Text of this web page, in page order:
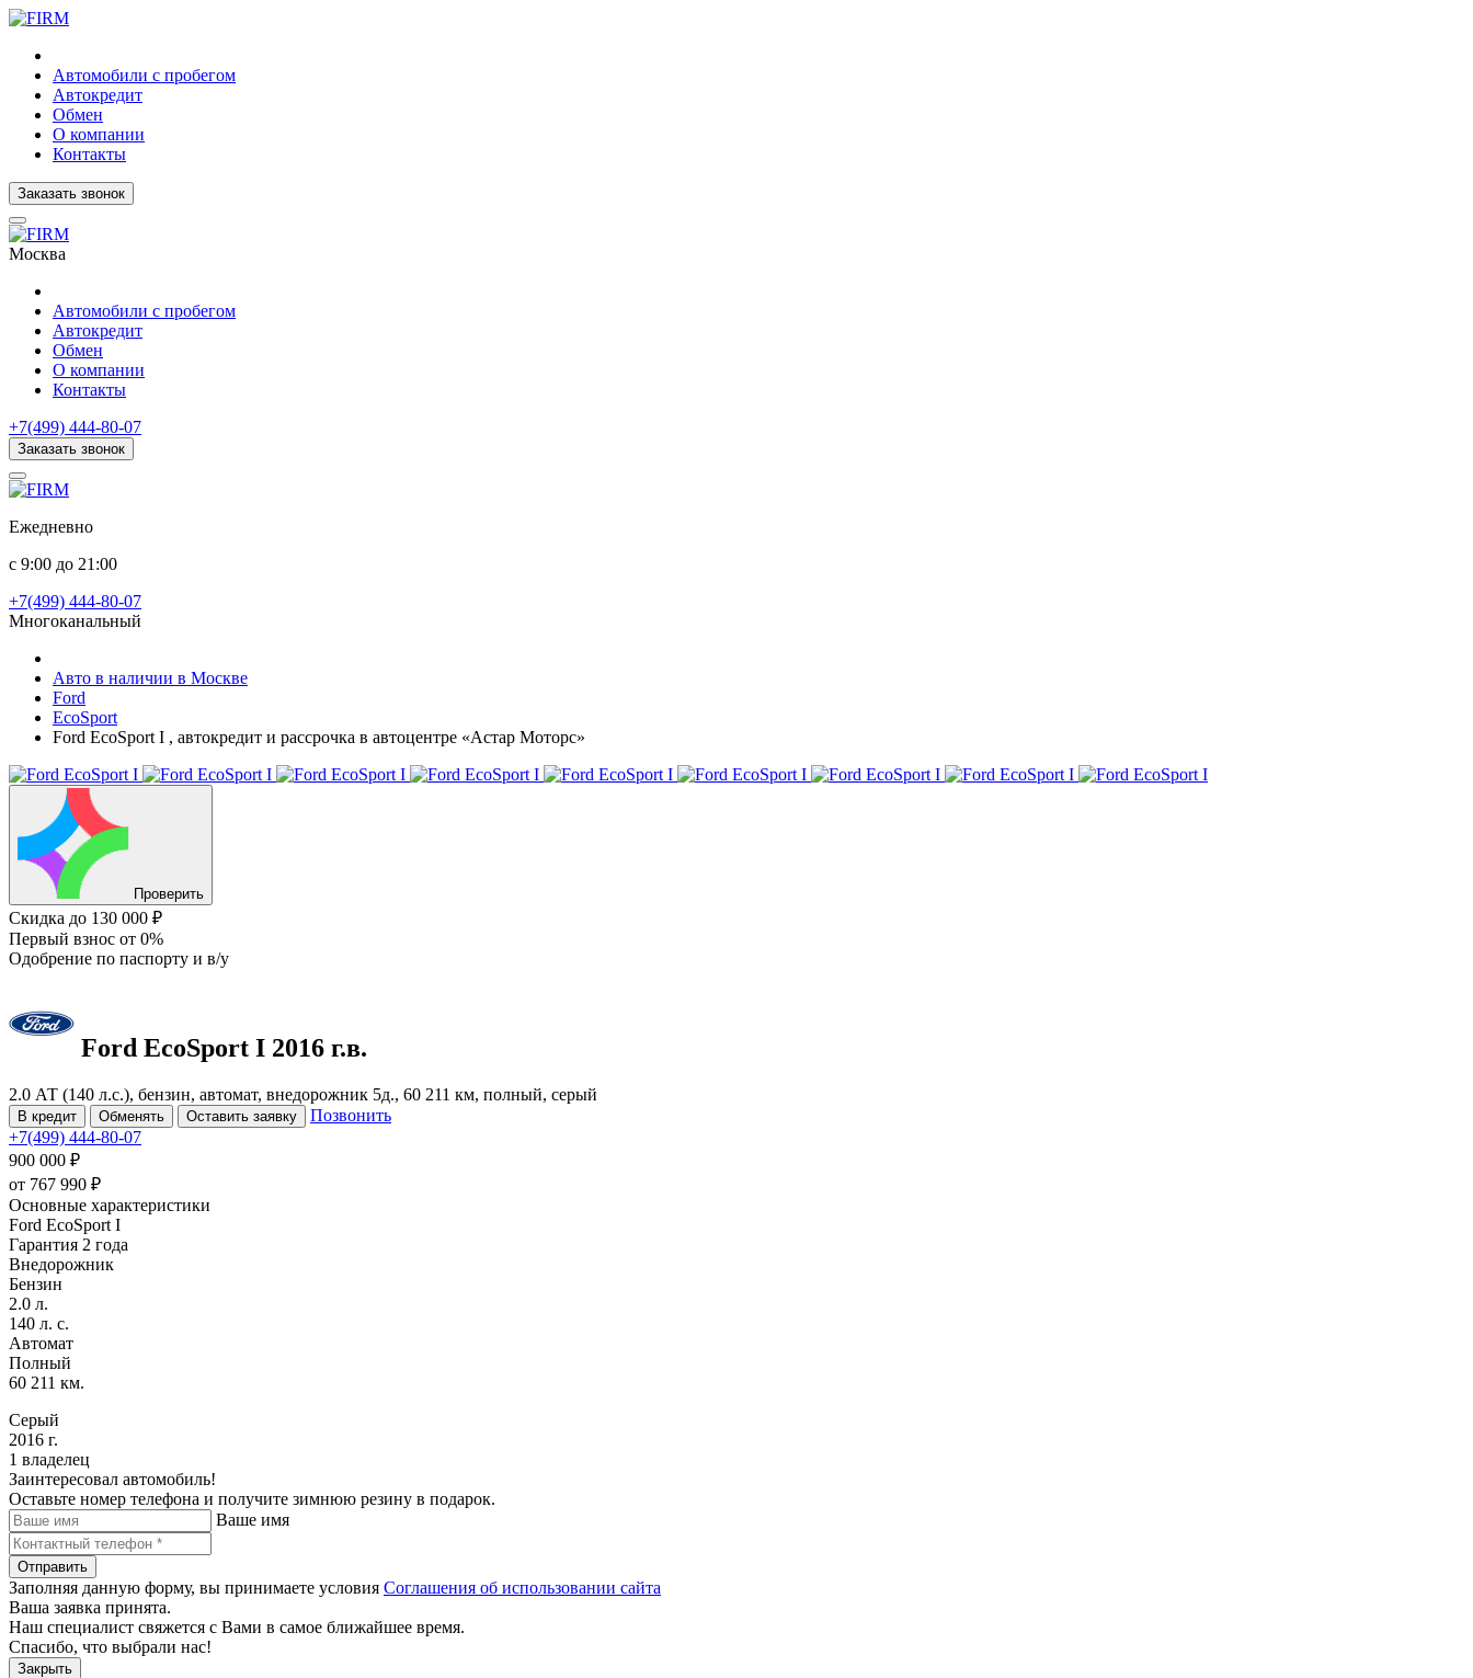
Автомобили с пробегом
Автокредит
Обмен
О компании
Контакты
Заказать звонок
Москва
Автомобили с пробегом
Автокредит
Обмен
О компании
Контакты
+7(499) 444-80-07
Заказать звонок
Ежедневно
с 9:00 до 21:00
+7(499) 444-80-07
Многоканальный
Авто в наличии в Москве
Ford
EcoSport
Ford EcoSport I , автокредит и рассрочка в автоцентре «Астар Моторс»
Проверить
Скидка до 130 000 ₽
Первый взнос от 0%
Одобрение по паспорту и в/у
Ford EcoSport I 2016 г.в.
2.0 АТ (140 л.с.), бензин, автомат, внедорожник 5д., 60 211 км, полный, серый
В кредит Обменять Оставить заявку
Позвонить
+7(499) 444-80-07
900 000 ₽
от 767 990 ₽
Основные характеристики
Ford EcoSport I
Гарантия 2 года
Внедорожник
Бензин
2.0 л.
140 л. с.
Автомат
Полный
60 211 км.
Серый
2016 г.
1 владелец
Заинтересовал автомобиль!
Оставьте номер телефона и получите зимнюю резину в подарок.
Ваше имя
Отправить
Заполняя данную форму, вы принимаете условия Соглашения об использовании сайта
Ваша заявка принята.
Наш специалист свяжется с Вами в самое ближайшее время.
Спасибо, что выбрали нас!
Закрыть